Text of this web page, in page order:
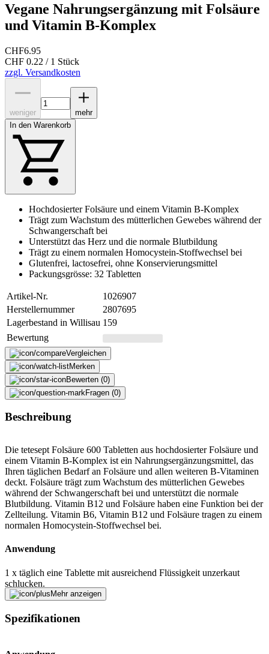
Vegane Nahrungsergänzung mit Folsäure
und Vitamin B-Komplex
CHF6.95
CHF 0.22 / 1 Stück
zzgl. Versandkosten
weniger
mehr
In den Warenkorb
Hochdosierter Folsäure und einem Vitamin B-Komplex
Trägt zum Wachstum des mütterlichen Gewebes während der
Schwangerschaft bei
Unterstützt das Herz und die normale Blutbildung
Trägt zu einem normalen Homocystein-Stoffwechsel bei
Glutenfrei, lactosefrei, ohne Konservierungsmittel
Packungsgrösse: 32 Tabletten
Artikel-Nr.
1026907
Herstellernummer
2807695
Lagerbestand in Willisau 159
Bewertung
Vergleichen
Merken
Bewerten (0)
Fragen (0)
Beschreibung
Die tetesept Folsäure 600 Tabletten aus hochdosierter Folsäure und
einem Vitamin B-Komplex ist ein Nahrungsergänzungsmittel, das
Ihren täglichen Bedarf an Folsäure und allen weiteren B-Vitaminen
deckt. Folsäure trägt zum Wachstum des mütterlichen Gewebes
während der Schwangerschaft bei und unterstützt die normale
Blutbildung. Vitamin B12 und Folsäure haben eine Funktion bei der
Zellteilung. Vitamin B6, Vitamin B12 und Folsäure tragen zu einem
normalen Homocystein-Stoffwechsel bei.
Anwendung
1 x täglich eine Tablette mit ausreichend Flüssigkeit unzerkaut
schlucken.
Mehr anzeigen
Spezifikationen